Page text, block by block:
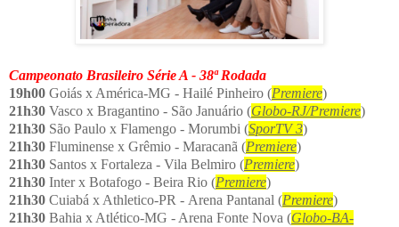
Campeonato Brasileiro Série A - 38ª Rodada
19h00 Goiás x América-MG - Hailé Pinheiro (Premiere)
21h30 Vasco x Bragantino - São Januário (Globo-RJ/Premiere)
21h30 São Paulo x Flamengo - Morumbi (SporTV 3)
21h30 Fluminense x Grêmio - Maracanã (Premiere)
21h30 Santos x Fortaleza - Vila Belmiro (Premiere)
21h30 Inter x Botafogo - Beira Rio (Premiere)
21h30 Cuiabá x Athletico-PR - Arena Pantanal (Premiere)
21h30 Bahia x Atlético-MG - Arena Fonte Nova (Globo-BA-